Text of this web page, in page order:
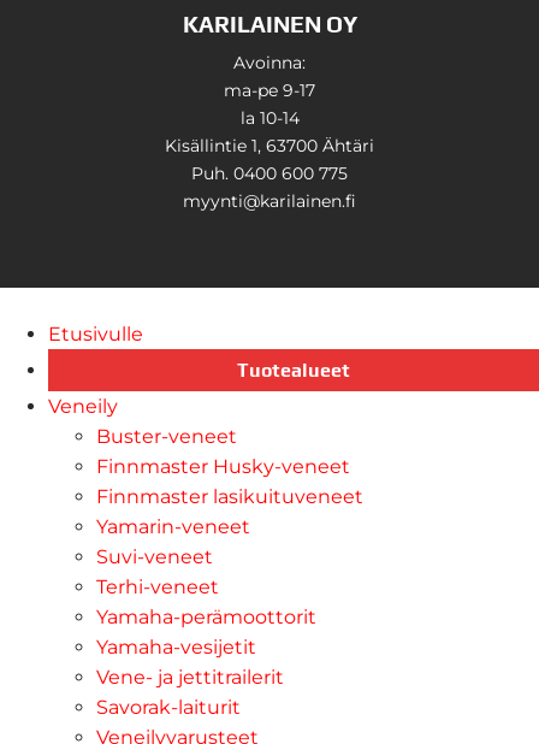
KARILAINEN OY
Avoinna:
ma-pe 9-17
la 10-14
Kisällintie 1, 63700 Ähtäri
Puh. 0400 600 775
myynti@karilainen.fi
Etusivulle
Tuotealueet
Veneily
Buster-veneet
Finnmaster Husky-veneet
Finnmaster lasikuituveneet
Yamarin-veneet
Suvi-veneet
Terhi-veneet
Yamaha-perämoottorit
Yamaha-vesijetit
Vene- ja jettitrailerit
Savorak-laiturit
Veneilyvarusteet